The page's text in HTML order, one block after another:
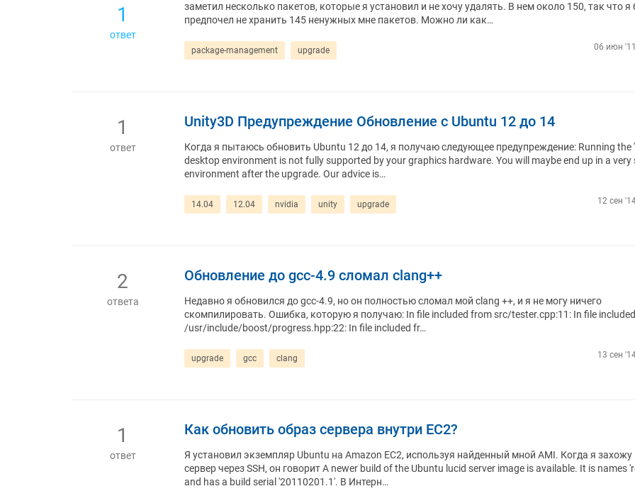
1
ответ
заметил несколько пакетов, которые я установил и не хочу удалять. В нем около 150, так что я
предпочел не хранить 145 ненужных мне пакетов. Можно ли как…
package-management upgrade 06 июн
1
ответ
Unity3D Предупреждение Обновление с Ubuntu 12 до 14
Когда я пытаюсь обновить Ubuntu 12 до 14, я получаю следующее предупреждение: Running the
desktop environment is not fully supported by your graphics hardware. You will maybe end up in a very
environment after the upgrade. Our advice is…
14.04 12.04 nvidia unity upgrade 12 сен
2
ответа
Обновление до gcc-4.9 сломал clang++
Недавно я обновился до gcc-4.9, но он полностью сломал мой clang ++, и я не могу ничего
скомпилировать. Ошибка, которую я получаю: In file included from src/tester.cpp:11: In file
/usr/include/boost/progress.hpp:22: In file included fr…
upgrade gcc clang 13 сен
1
ответ
Как обновить образ сервера внутри EC2?
Я установил экземпляр Ubuntu на Amazon EC2, используя найденный мной AMI. Когда я захожу
сервер через SSH, он говорит A newer build of the Ubuntu lucid server image is available. It is names
and has a build serial '20110201.1'. В Интерн…